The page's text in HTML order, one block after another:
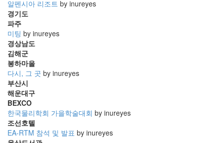
알펜시아 리조트 by inureyes
경기도
파주
미팅 by inureyes
경상남도
김해군
봉하마을
다시, 그 곳 by inureyes
부산시
해운대구
BEXCO
한국물리학회 가을학술대회 by inureyes
조선호텔
EA-RTM 참석 및 발표 by inureyes
NCSL
커
피
여
행
연
구
실
MBL
방
문